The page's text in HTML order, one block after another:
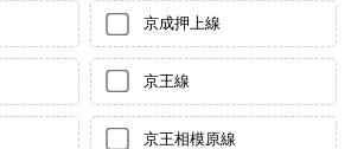
京成押上線
京王線
京王相模原線